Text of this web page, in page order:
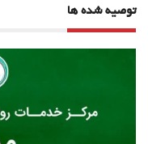
توصیه شده ها